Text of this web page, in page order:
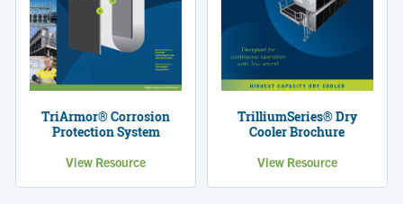
TriArmor® Corrosion
Protection System
View Resource
TrilliumSeries® Dry
Cooler Brochure
View Resource